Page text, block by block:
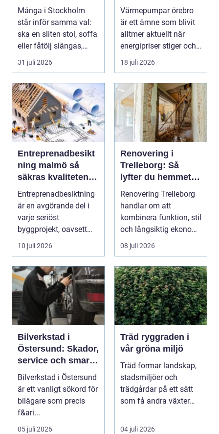
vackra möbler
Många i Stockholm
står inför samma val:
ska en sliten stol, soffa
eller fåtölj slängas,
säljas billi...
31 juli 2026
hus och fastigheter
Värmepumpar örebro
är ett ämne som blivit
alltmer aktuellt när
energipriser stiger och
fler vill sän...
18 juli 2026
Entreprenadbesikt
ning malmö så
säkras kvaliteten i
byggprojekt
Entreprenadbesiktning
är en avgörande del i
varje seriöst
byggprojekt, oavsett
om det handlar om en
10 juli 2026
Renovering i
Trelleborg: Så
lyfter du hemmet
på ett smart sätt
Renovering Trelleborg
handlar om att
kombinera funktion, stil
och långsiktig ekonomi
i samma p...
08 juli 2026
Bilverkstad i
Östersund: Skador,
service och smarta
val för din bil
Bilverkstad i Östersund
är ett vanligt sökord för
bilägare som precis
f&ari...
05 juli 2026
Träd ryggraden i
vår gröna miljö
Träd formar landskap,
stadsmiljöer och
trädgårdar på ett sätt
som få andra växter
04 juli 2026